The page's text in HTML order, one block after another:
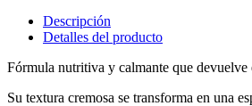
Descripción
Detalles del producto
Fórmula nutritiva y calmante que
Su textura cremosa se transforma en una